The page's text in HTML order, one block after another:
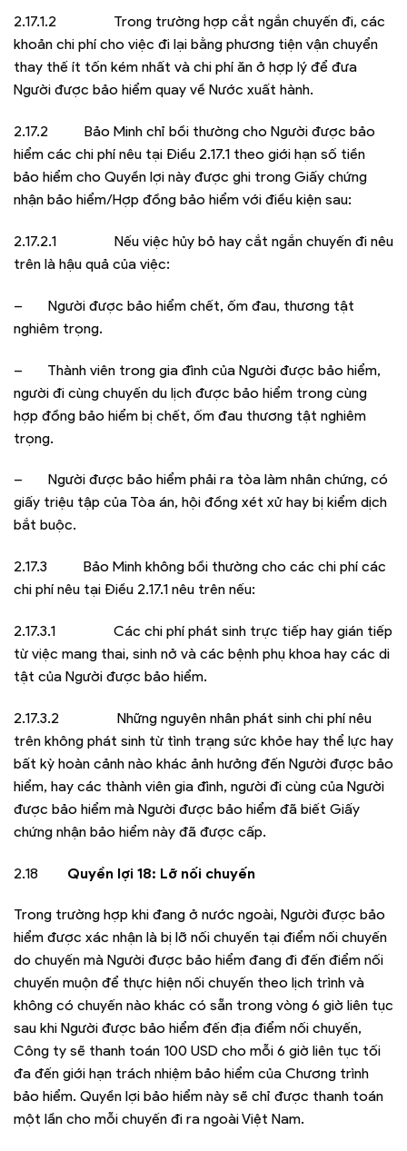
2.17.1.2 Trong trường hợp cắt ngắn chuyến đi, các
khoản chi phí cho việc đi lại bằng phương tiện vận chuyển
thay thế ít tốn kém nhất và chi phí ăn ở hợp lý để đưa
Người được bảo hiểm quay về Nước xuất hành.
2.17.2 Bảo Minh chỉ bồi thường cho Người được bảo
hiểm các chi phí nêu tại Điều 2.17.1 theo giới hạn số tiền
bảo hiểm cho Quyền lợi này được ghi trong Giấy chứng
nhận bảo hiểm/Hợp đồng bảo hiểm với điều kiện sau:
2.17.2.1 Nếu việc hủy bỏ hay cắt ngắn chuyến đi nêu
trên là hậu quả của việc:
– Người được bảo hiểm chết, ốm đau, thương tật
nghiêm trọng.
– Thành viên trong gia đình của Người được bảo hiểm,
người đi cùng chuyến du lịch được bảo hiểm trong cùng
hợp đồng bảo hiểm bị chết, ốm đau thương tật nghiêm
trọng.
– Người được bảo hiểm phải ra tòa làm nhân chứng, có
giấy triệu tập của Tòa án, hội đồng xét xử hay bị kiểm dịch
bắt buộc.
2.17.3 Bảo Minh không bồi thường cho các chi phí các
chi phí nêu tại Điều 2.17.1 nêu trên nếu:
2.17.3.1 Các chi phí phát sinh trực tiếp hay gián tiếp
từ việc mang thai, sinh nở và các bệnh phụ khoa hay các di
tật của Người được bảo hiểm.
2.17.3.2 Những nguyên nhân phát sinh chi phí nêu
trên không phát sinh từ tình trạng sức khỏe hay thể lực hay
bất kỳ hoàn cảnh nào khác ảnh hưởng đến Người được bảo
hiểm, hay các thành viên gia đình, người đi cùng của Người
được bảo hiểm mà Người được bảo hiểm đã biết Giấy
chứng nhận bảo hiểm này đã được cấp.
2.18 Quyền lợi 18: Lỡ nối chuyến
Trong trường hợp khi đang ở nước ngoài, Người được bảo
hiểm được xác nhận là bị lỡ nối chuyến tại điểm nối chuyến
do chuyến mà Người được bảo hiểm đang đi đến điểm nối
chuyến muộn để thực hiện nối chuyến theo lịch trình và
không có chuyến nào khác có sẵn trong vòng 6 giờ liên tục
sau khi Người được bảo hiểm đến địa điểm nối chuyến,
Công ty sẽ thanh toán 100 USD cho mỗi 6 giờ liên tục tối
đa đến giới hạn trách nhiệm bảo hiểm của Chương trình
bảo hiểm. Quyền lợi bảo hiểm này sẽ chỉ được thanh toán
một lần cho mỗi chuyến đi ra ngoài Việt Nam.